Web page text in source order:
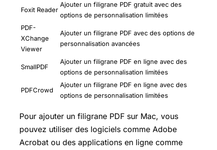
Foxit Reader
Ajouter un filigrane PDF gratuit avec des
options de personnalisation limitées
PDF-
XChange
Viewer
Ajouter un filigrane PDF avec des options de
personnalisation avancées
SmallPDF
Ajouter un filigrane PDF en ligne avec des
options de personnalisation limitées
PDFCrowd
Ajouter un filigrane PDF en ligne avec des
options de personnalisation limitées
Pour ajouter un filigrane PDF sur Mac, vous
pouvez utiliser des logiciels comme Adobe
Acrobat ou des applications en ligne comme